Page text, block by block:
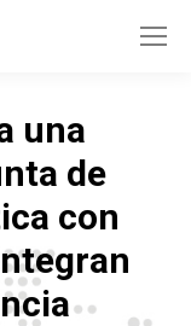
una
de
con